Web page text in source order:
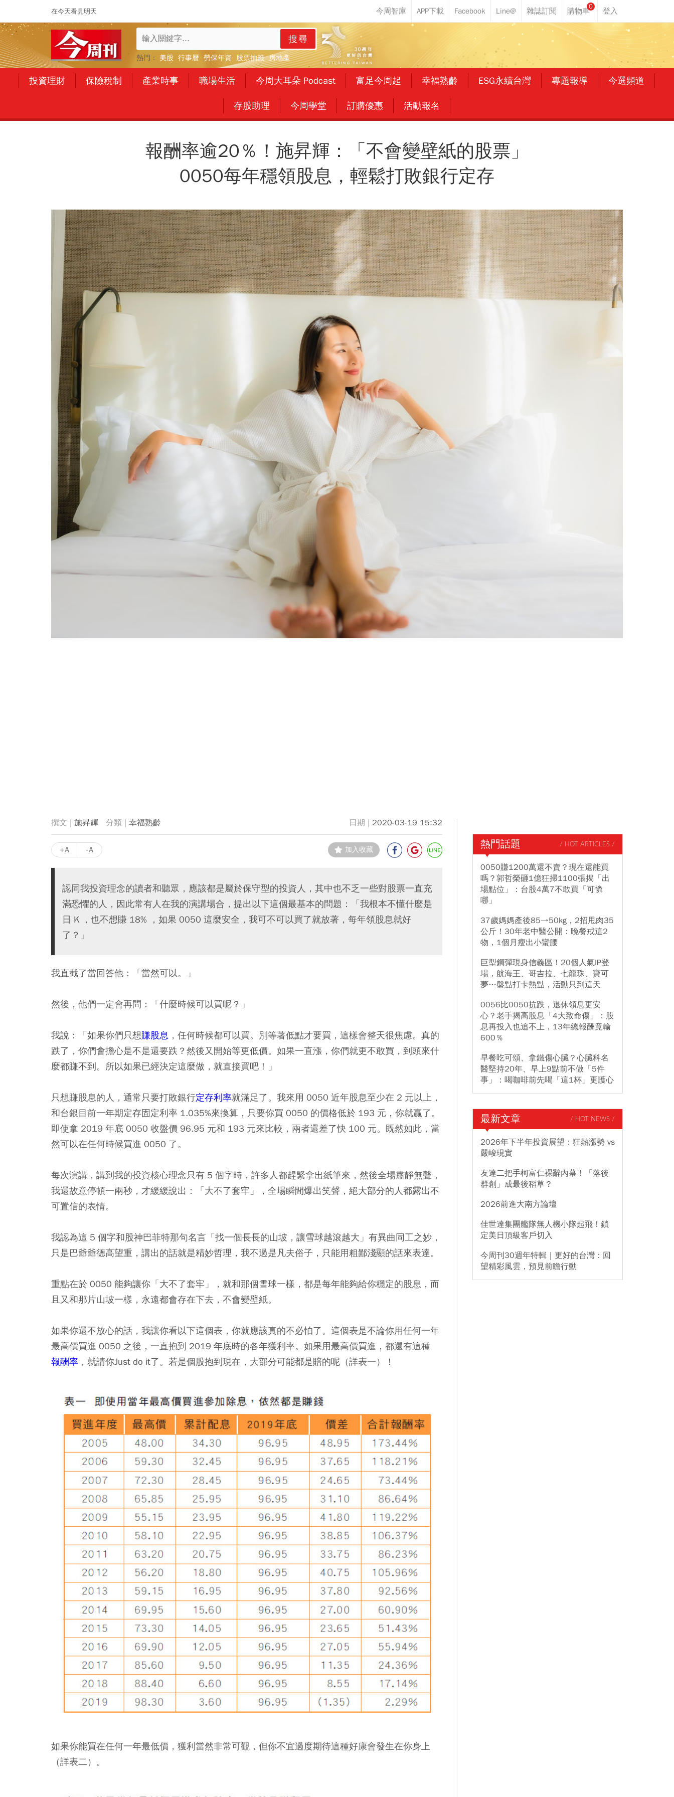
在今天看見明天
0
搜尋
熱門： 美股 行事曆 勞保年資 股票抽籤 房地產
投資理財 保險稅制 產業時事 職場生活 今周大耳朵 Podcast 富足今周起 幸福熟齡 ESG永續台灣 專題報導 今選頻道
存股助理 今周學堂 訂購優惠 活動報名
報酬率逾20％！施昇輝：「不會變壁紙的股票」
0050每年穩領股息，輕鬆打敗銀行定存
施昇輝 幸福熟齡 2020-03-19 15:32
+A -A 加入收藏
認同我投資理念的讀者和聽眾，應該都是屬於保守型的投資人，其中也不乏一些對股票一直充
滿恐懼的人，因此常有人在我的演講場合，提出以下這個最基本的問題：「我根本不懂什麼是
日 K ，也不想賺 18% ，如果 0050 這麼安全，我可不可以買了就放著，每年領股息就好
了？」
我直截了當回答他：「當然可以。」
然後，他們一定會再問：「什麼時候可以買呢？」
我說：「如果你們只想賺股息 ，任何時候都可以買。別等著低點才要買，這樣會整天很焦慮。真的
跌了，你們會擔心是不是還要跌？然後又開始等更低價。如果一直漲，你們就更不敢買，到頭來什
麼都賺不到。所以如果已經決定這麼做，就直接買吧！」
只想賺股息的人，通常只要打敗銀行定存利率就滿足了。我來用 0050 近年股息至少在 2 元以上，
和台銀目前一年期定存固定利率 1.035%來換算，只要你買 0050 的價格低於 193 元，你就贏了。
即使拿 2019 年底 0050 收盤價 96.95 元和 193 元來比較，兩者還差了快 100 元。既然如此，當
然可以在任何時候買進 0050 了。
每次演講，講到我的投資核心理念只有 5 個字時，許多人都趕緊拿出紙筆來，然後全場肅靜無聲，
我還故意停頓一兩秒，才緩緩說出：「大不了套牢」，全場瞬間爆出笑聲，絕大部分的人都露出不
可置信的表情。
我認為這 5 個字和股神巴菲特那句名言「找一個長長的山坡，讓雪球越滾越大」有異曲同工之妙，
只是巴爺爺德高望重，講出的話就是精妙哲理，我不過是凡夫俗子，只能用粗鄙淺顯的話來表達。
重點在於 0050 能夠讓你「大不了套牢」，就和那個雪球一樣，都是每年能夠給你穩定的股息，而
且又和那片山坡一樣，永遠都會存在下去，不會變壁紙。
如果你還不放心的話，我讓你看以下這個表，你就應該真的不必怕了。這個表是不論你用任何一年
最高價買進 0050 之後，一直抱到 2019 年底時的各年獲利率。如果用最高價買進，都還有這種
報酬率 ，就請你Just do it了。若是個股抱到現在，大部分可能都是賠的呢（詳表一）！
如果你能買在任何一年最低價，獲利當然非常可觀，但你不宜過度期待這種好康會發生在你身上
（詳表二）。
熱門話題 / HOT ARTICLES /
0050賺1200萬還不賣？現在還能買
嗎？郭哲榮砸1億狂掃1100張揭「出
場點位」：台股4萬7不敢買「可憐
哪」
37歲媽媽產後85→50kg，2招甩肉35
公斤！30年老中醫公開：晚餐戒這2
物，1個月瘦出小蠻腰
巨型鋼彈現身信義區！20個人氣IP登
場，航海王、哥吉拉、七龍珠、寶可
夢…盤點打卡熱點，活動只到這天
0056比0050抗跌，退休領息更安
心？老手揭高股息「4大致命傷」：股
息再投入也追不上，13年總報酬竟輸
600％
早餐吃可頌、拿鐵傷心臟？心臟科名
醫堅持20年、早上9點前不做「5件
事」：喝咖啡前先喝「這1杯」更護心
最新文章 / HOT NEWS /
2026年下半年投資展望：狂熱漲勢 vs
嚴峻現實
友達二把手柯富仁裸辭內幕！「落後
群創」成最後稻草？
2026前進大南方論壇
佳世達集團艦隊無人機小隊起飛！鎖
定美日頂級客戶切入
今周刊30週年特輯｜更好的台灣：回
望精彩風雲，預見前瞻行動